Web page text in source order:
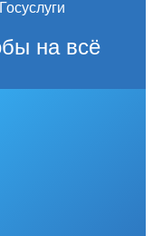
на всё